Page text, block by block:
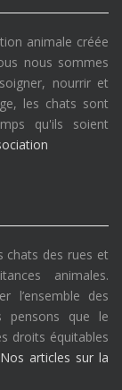
animale créée
nous sommes
nourrir et
les chats sont
qu'ils soient
chats des rues et
animales.
l’ensemble des
pensons que le
droits équitables
Nos articles sur la